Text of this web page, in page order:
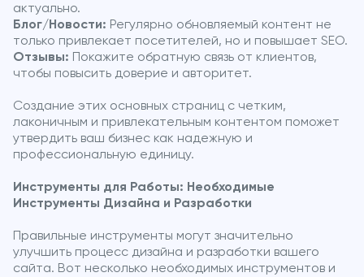
актуально.
Блог/Новости: Регулярно обновляемый контент не
только привлекает посетителей, но и повышает SEO.
Отзывы: Покажите обратную связь от клиентов,
чтобы повысить доверие и авторитет.
Создание этих основных страниц с четким,
лаконичным и привлекательным контентом поможет
утвердить ваш бизнес как надежную и
профессиональную единицу.
Инструменты для Работы: Необходимые
Инструменты Дизайна и Разработки
Правильные инструменты могут значительно
улучшить процесс дизайна и разработки вашего
сайта. Вот несколько необходимых инструментов и